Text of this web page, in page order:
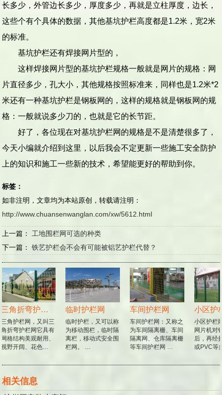
长多少，外管边长多少，厚度多少，再就是立柱厚度，边长，
这些个有个具体的数据，其他基坑护栏高度都是1.2米，宽2米
的标准。
基坑护栏还有焊接网片型的，
这样焊接网片型的基坑护栏规格一般就是网片的规格：网
片直径多少，孔大小，其他规格按照标准来，同样也是1.2米*2
米还有一种基坑护栏是钢板网的，这样的规格就是钢板网的规
格：一般就说多少刀的，也就是它的长节距。
好了，各位现在对基坑护栏网的规格是不是清楚很多了，
今天小编就介绍到这里，以后我会不定更新一些施工安全防护
上的知识和施工一些新的技术，希望能更好的帮助到你。
标签：
如非注明，文章均为本站原创，转载请注明：
http://www.chuansenwanglan.com/xw/5612.html
上一篇： 工地围栏网可选的种类
下一篇：铁艺护栏会不会有可能被铝艺护栏代替？
三角折弯护栏网
角护栏网，又叫三
折弯护栏网它具有
格结构美观耐用、
野开阔、花色…
临时护栏网
临时护栏，又可以称
为移动围栏，临时隔
离栏，移动式安全围
栏网。 …
车间护栏网
车间护栏网：又称之
为车间隔离栅、车间
隔离网、仓库隔离栅
等车间护栏网 …
小区护
小区护栏
网片机对
后，再经
或PVC等
相关信息